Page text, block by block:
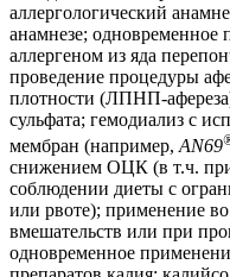
аллергологический
анамнезе; одновременное
аллергеном из яда
проведение процедуры
плотности (ЛПНП-
сульфата; гемодиализ с
мембран (например,AN69
снижением ОЦК (в т.ч.
соблюдении диеты с
или рвоте); применение
вмешательств или при
одновременное